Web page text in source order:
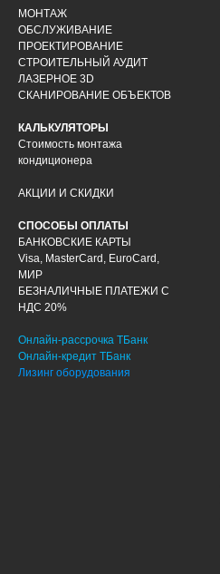
МОНТАЖ
ОБСЛУЖИВАНИЕ
ПРОЕКТИРОВАНИЕ
СТРОИТЕЛЬНЫЙ АУДИТ
ЛАЗЕРНОЕ 3D
СКАНИРОВАНИЕ ОБЪЕКТОВ
КАЛЬКУЛЯТОРЫ
Стоимость монтажа
кондиционера
АКЦИИ И СКИДКИ
СПОСОБЫ ОПЛАТЫ
БАНКОВСКИЕ КАРТЫ
Visa, MasterCard, EuroCard,
МИР
БЕЗНАЛИЧНЫЕ ПЛАТЕЖИ С
НДС 20%
Онлайн-рассрочка ТБанк
Онлайн-кредит ТБанк
Лизинг оборудования